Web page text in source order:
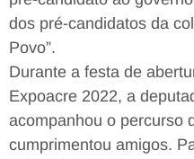
dos pré-candidatos da
Povo”.
Durante a festa de
Expoacre 2022, a
acompanhou o percurso
cumprimentou amigos.